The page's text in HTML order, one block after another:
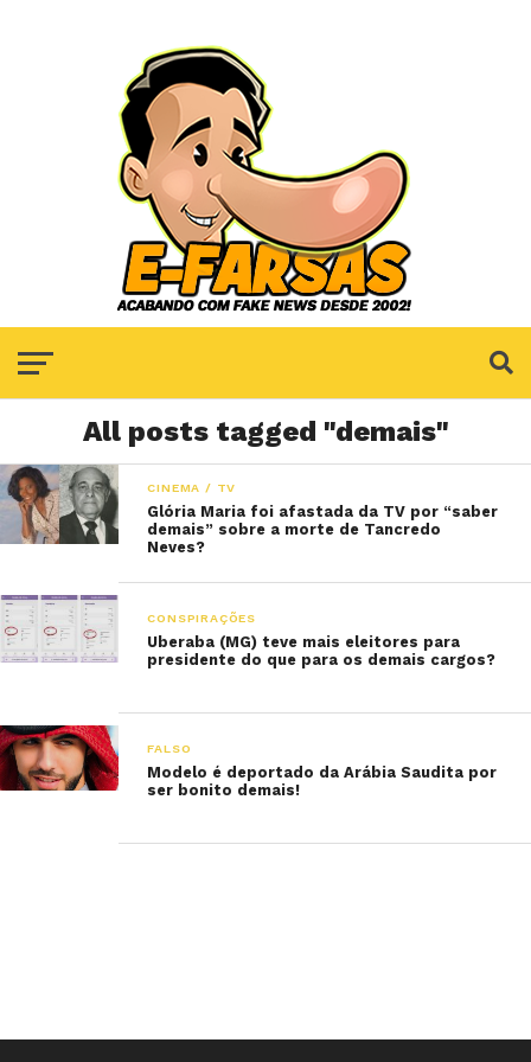
All posts tagged "demais"
CINEMA / TV
Glória Maria foi afastada da TV por “saber
demais” sobre a morte de Tancredo
Neves?
CONSPIRAÇÕES
Uberaba (MG) teve mais eleitores para
presidente do que para os demais cargos?
FALSO
Modelo é deportado da Arábia Saudita por
ser bonito demais!